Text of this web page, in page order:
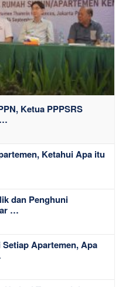
Ketua PPPSRS
Ketahui Apa itu
dan Penghuni
…
Apartemen, Apa